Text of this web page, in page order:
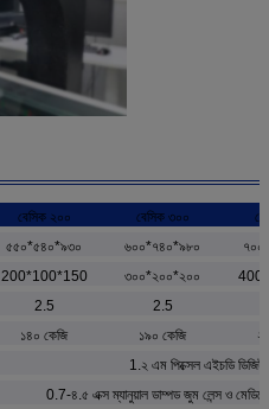
বেসিক ২০০ বেসিক ৩০০
৫৫০*৫৪০*৯৩০ ৬০০*৭৪০*৯৮০
200*100*150 ৩০০*২০০*২০০
2.5
2.5
১৪০ কেজি ১৯০ কেজি
1.২ এম পিক্সেল এইচডি
0.7-৪.৫ এক্স ম্যানুয়াল ডাম্পড জুম লেন্স ও